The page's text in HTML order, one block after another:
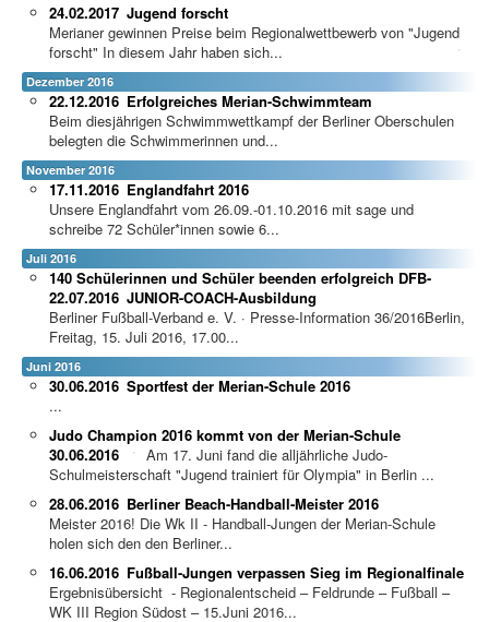
Jugend forscht
24.02.2017
Merianer gewinnen Preise beim Regionalwettbewerb von "Jugend
forscht" In diesem Jahr haben sich...
Dezember 2016
Erfolgreiches Merian-Schwimmteam
22.12.2016
Beim diesjährigen Schwimmwettkampf der Berliner Oberschulen
belegten die Schwimmerinnen und...
November 2016
Englandfahrt 2016
17.11.2016
Unsere Englandfahrt vom 26.09.-01.10.2016 mit sage und
schreibe 72 Schüler*innen sowie 6...
Juli 2016
140 Schülerinnen und Schüler beenden erfolgreich DFB-
JUNIOR-COACH-Ausbildung
22.07.2016
Berliner Fußball-Verband e. V. · Presse-Information 36/2016Berlin,
Freitag, 15. Juli 2016, 17.00...
Juni 2016
Sportfest der Merian-Schule 2016
30.06.2016
...
Judo Champion 2016 kommt von der Merian-Schule
30.06.2016
Am 17. Juni fand die alljährliche Judo-
Schulmeisterschaft "Jugend trainiert für Olympia" in Berlin ...
Berliner Beach-Handball-Meister 2016
28.06.2016
Meister 2016! Die Wk II - Handball-Jungen der Merian-Schule
holen sich den den Berliner...
Fußball-Jungen verpassen Sieg im Regionalfinale
16.06.2016
Ergebnisübersicht - Regionalentscheid – Feldrunde – Fußball –
WK III Region Südost – 15.Juni 2016...